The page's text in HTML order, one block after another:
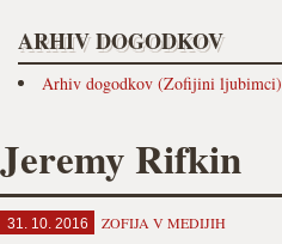
ARHIV DOGODKOV
Arhiv dogodkov (Zofijini ljubimci)
Jeremy Rifkin
31. 10. 2016 ZOFIJA V MEDIJIH